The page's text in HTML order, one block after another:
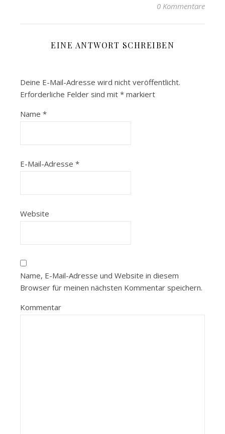
0 Kommentare
EINE ANTWORT SCHREIBEN
Deine E-Mail-Adresse wird nicht veröffentlicht.
Erforderliche Felder sind mit * markiert
Name *
E-Mail-Adresse *
Website
Name, E-Mail-Adresse und Website in diesem
Browser für meinen nächsten Kommentar speichern.
Kommentar